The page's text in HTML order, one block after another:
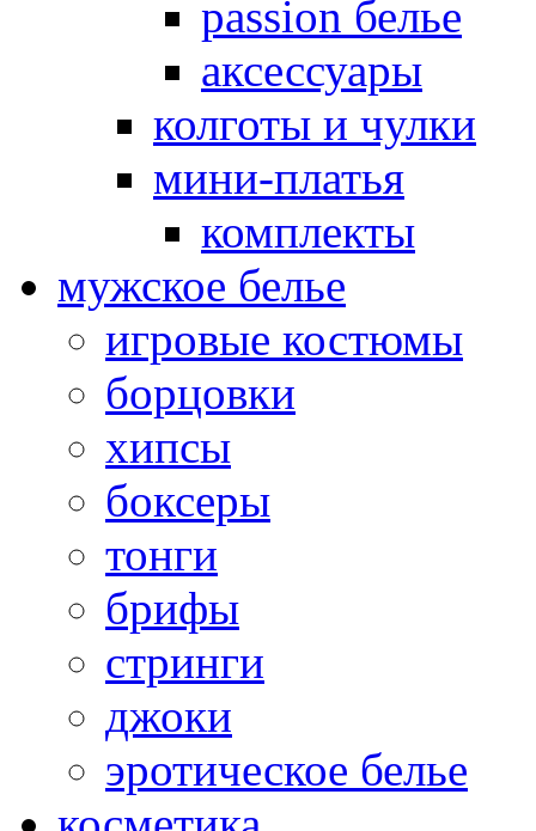
passion белье
аксессуары
колготы и чулки
мини-платья
комплекты
мужское белье
игровые костюмы
борцовки
хипсы
боксеры
тонги
брифы
стринги
джоки
эротическое белье